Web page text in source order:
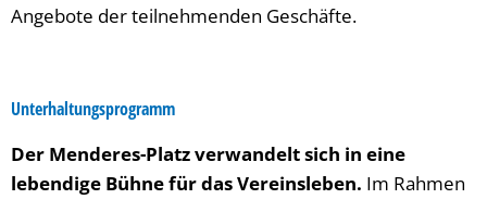
Angebote der teilnehmenden Geschäfte.
Unterhaltungsprogramm
Der Menderes-Platz verwandelt sich in eine
lebendige Bühne für das Vereinsleben. Im Rahmen